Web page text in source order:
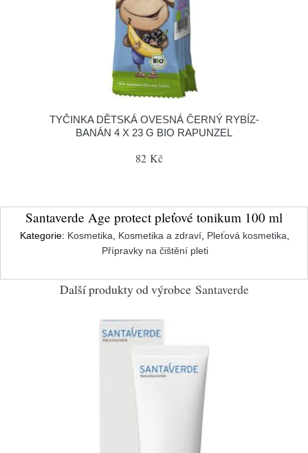
TYČINKA DĚTSKÁ OVESNÁ ČERNÝ RYBÍZ-
BANÁN 4 X 23 G BIO RAPUNZEL
82 Kč
Santaverde Age protect pleťové tonikum 100 ml
Kategorie: Kosmetika Kosmetika a zdraví Pleťová kosmetika
Přípravky na čištění pleti
Další produkty od výrobce Santaverde